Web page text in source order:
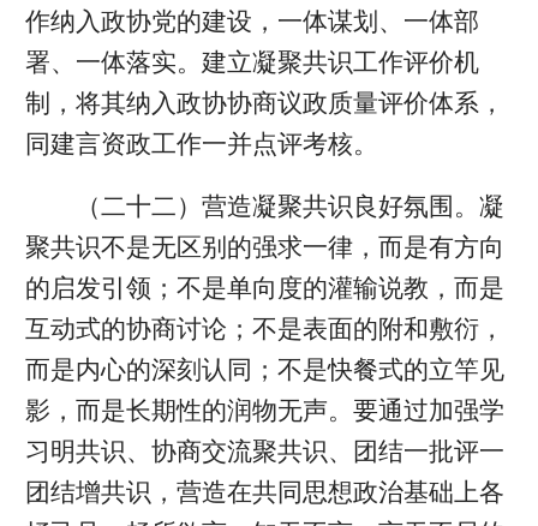
作纳入政协党的建设，一体谋划、一体部
署、一体落实。建立凝聚共识工作评价机
制，将其纳入政协协商议政质量评价体系，
同建言资政工作一并点评考核。
（二十二）营造凝聚共识良好氛围。凝
聚共识不是无区别的强求一律，而是有方向
的启发引领；不是单向度的灌输说教，而是
互动式的协商讨论；不是表面的附和敷衍，
而是内心的深刻认同；不是快餐式的立竿见
影，而是长期性的润物无声。要通过加强学
习明共识、协商交流聚共识、团结一批评一
团结增共识，营造在共同思想政治基础上各